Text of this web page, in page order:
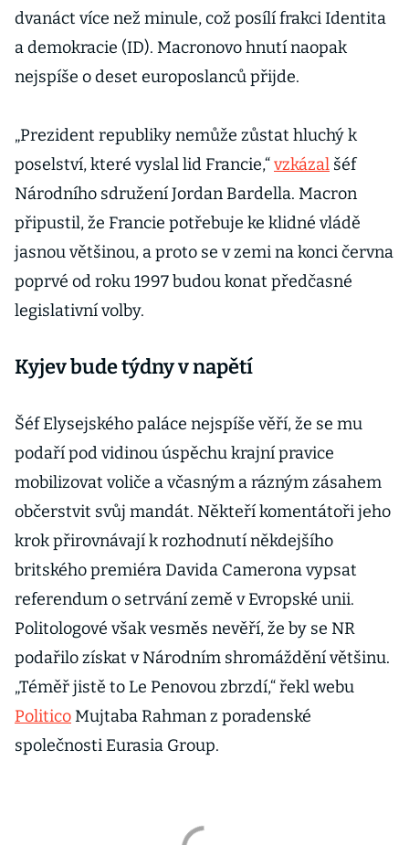
dvanáct více než minule, což posílí frakci Identita
a demokracie (ID). Macronovo hnutí naopak
nejspíše o deset europoslanců přijde.
„Prezident republiky nemůže zůstat hluchý k
poselství, které vyslal lid Francie,“vzkázal šéf
Národního sdružení Jordan Bardella. Macron
připustil, že Francie potřebuje ke klidné vládě
jasnou většinou, a proto se v zemi na konci června
poprvé od roku 1997 budou konat předčasné
legislativní volby.
Kyjev bude týdny v napětí
Šéf Elysejského paláce nejspíše věří, že se mu
podaří pod vidinou úspěchu krajní pravice
mobilizovat voliče a včasným a rázným zásahem
občerstvit svůj mandát. Někteří komentátoři jeho
krok přirovnávají k rozhodnutí někdejšího
britského premiéra Davida Camerona vypsat
referendum o setrvání země v Evropské unii.
Politologové však vesměs nevěří, že by se NR
podařilo získat v Národním shromáždění většinu.
„Téměř jistě to Le Penovou zbrzdí,“ řekl webu
PoliticoMujtaba Rahman z poradenské
společnosti Eurasia Group.